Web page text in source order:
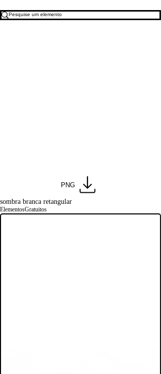
PNG
sombra branca retangular
ElementosGratuitos